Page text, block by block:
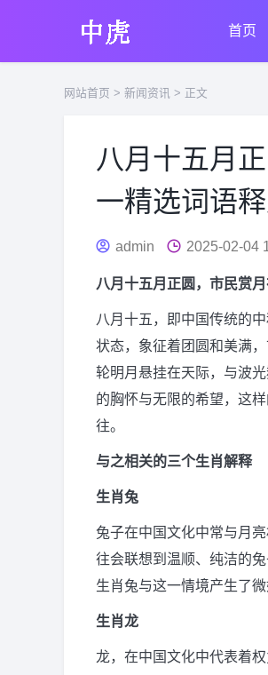
首页
网站首页 > 新闻资讯 > 正文
八月十五月
一精选词语
admin 2025-02-04
八月十五月正圆，市民赏
八月十五，即中国传统的
状态，象征着团圆和美满
轮明月悬挂在天际，与波
的胸怀与无限的希望，这
往。
与之相关的三个生肖解释
生肖兔
兔子在中国文化中常与月
往会联想到温顺、纯洁的
生肖兔与这一情境产生了
生肖龙
龙，在中国文化中代表着